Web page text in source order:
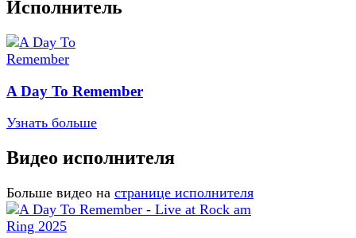
Исполнитель
A Day To Remember
Узнать больше
Видео исполнителя
Больше видео на странице исполнителя